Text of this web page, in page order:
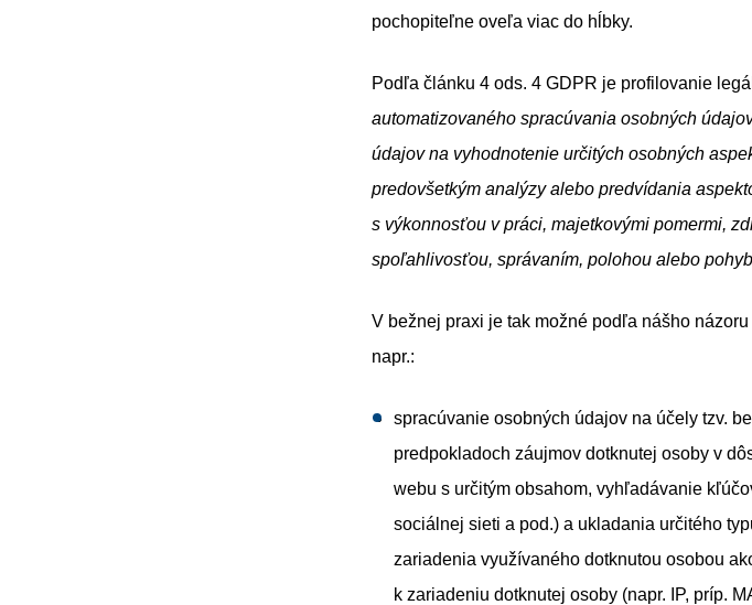
pochopiteľne oveľa viac do hĺbky.
Podľa článku 4 ods. 4 GDPR je profilovanie
automatizovaného spracúvania osobných
údajov na vyhodnotenie určitých osobných
predovšetkým analýzy alebo predvídania
s výkonnosťou v práci, majetkovými pomermi,
spoľahlivosťou, správaním, polohou alebo
V bežnej praxi je tak možné podľa nášho
napr.:
spracúvanie osobných údajov na účely tzv.
predpokladoch záujmov dotknutej osoby v
webu s určitým obsahom, vyhľadávanie
sociálnej sieti a pod.) a ukladania určitého
zariadenia využívaného dotknutou osobou
k zariadeniu dotknutej osoby (napr. IP, príp.